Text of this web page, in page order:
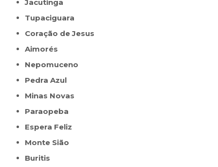
Jacutinga
Tupaciguara
Coração de Jesus
Aimorés
Nepomuceno
Pedra Azul
Minas Novas
Paraopeba
Espera Feliz
Monte Sião
Buritis